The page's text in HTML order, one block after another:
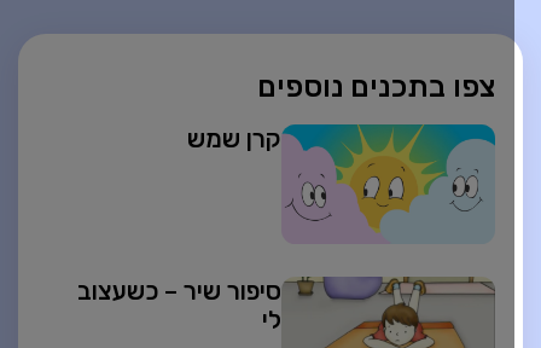
צפו בתכנים נוספים
קרן שמש
סיפור שיר – כשעצוב